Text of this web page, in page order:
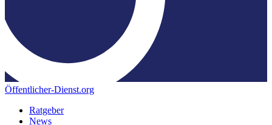
Öffentlicher-Dienst.org
Ratgeber
News